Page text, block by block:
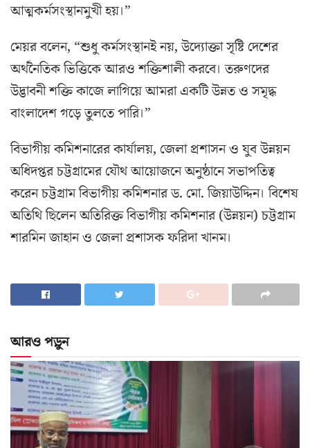
আত্মকর্মসংস্থানমুখী হয়।”
মেয়র বলেন, “শুধু কর্মসংস্থানই নয়, উদ্যোক্তা সৃষ্টি দেশের
অর্থনৈতিক ভিত্তিকে আরও শক্তিশালী করবে। তরুণদের
উদ্ভাবনী শক্তি কাজে লাগিয়ে আমরা একটি উন্নত ও সমৃদ্ধ
বাংলাদেশ গড়ে তুলতে পারি।”
বিভাগীয় কমিশনারের কার্যালয়, জেলা প্রশাসন ও যুব উন্নয়ন
অধিদপ্তর চট্টগ্রামের যৌথ আয়োজনে অনুষ্ঠানে সভাপতিত্ব
করেন চট্টগ্রাম বিভাগীয় কমিশনার ড. মো. জিয়াউদ্দিন। বিশেষ
অতিথি ছিলেন অতিরিক্ত বিভাগীয় কমিশনার (উন্নয়ন) চট্টগ্রাম
শারমিন জাহান ও জেলা প্রশাসক ফরিদা খানম।
আরও পড়ুন